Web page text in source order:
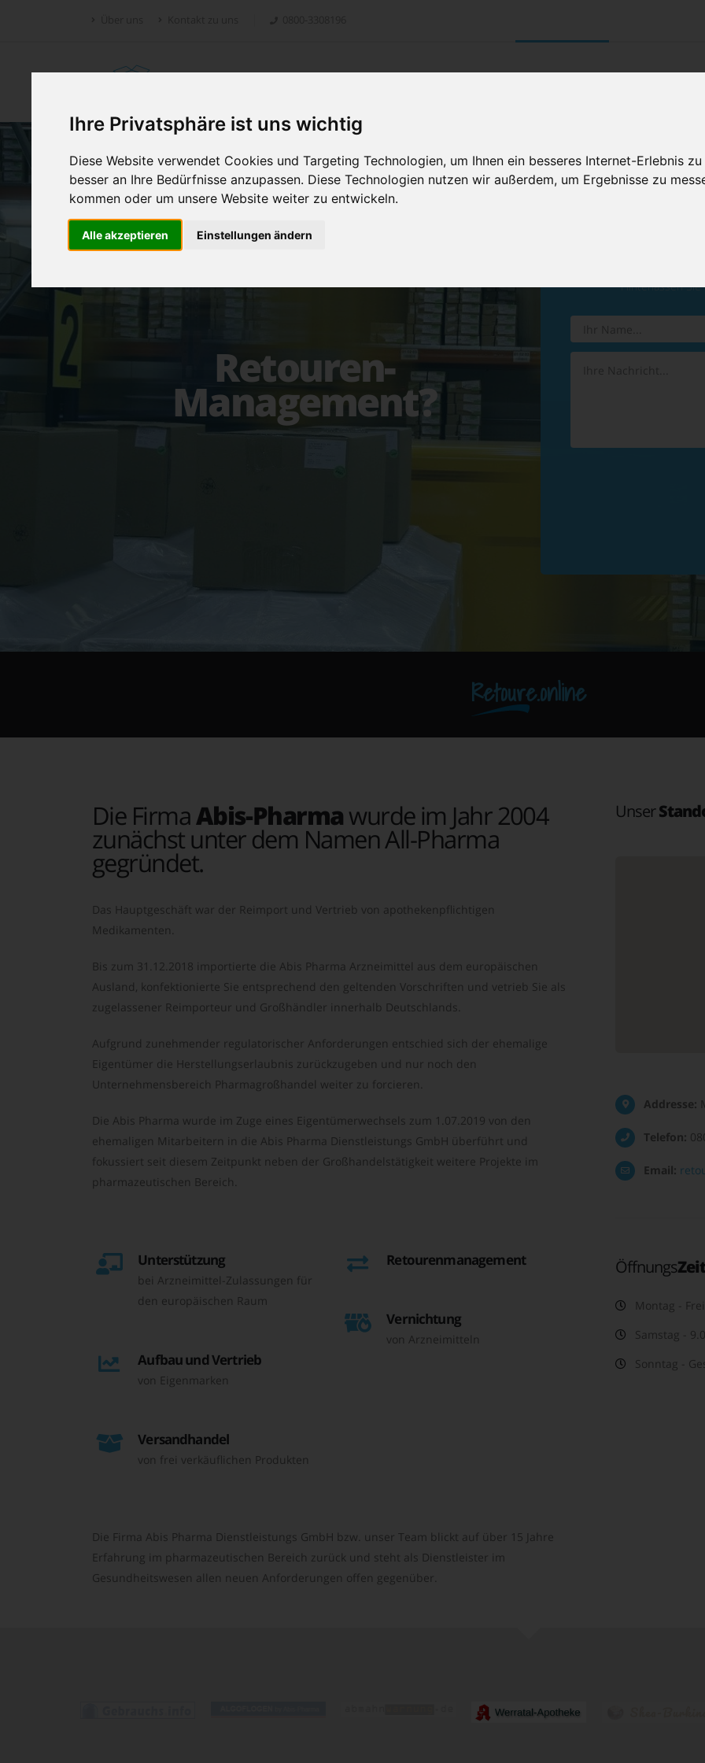
Ihre Privatsphäre ist uns wichtig
Diese Website verwendet Cookies und Targeting Technologien, um Ihnen ein besseres Internet-Erlebnis
besser an Ihre Bedürfnisse anzupassen. Diese Technologien nutzen wir außerdem, um Ergebnisse zu
kommen oder um unsere Website weiter zu entwickeln.
Alle akzeptieren Einstellungen ändern
Retoure.online
Retouren-
Management?
Hinterlassen
Retoure.online
Die FirmaAbis-Pharmawurde im Jahr 2004
zunächst unter dem Namen All-Pharma
gegründet.
Das Hauptgeschäft war der Reimport und Vertrieb von apothekenpflichtigen
Medikamenten.
Bis zum 31.12.2018 importierte die Abis Pharma Arzneimittel aus dem europäischen
Ausland, konfektionierte Sie entsprechend den geltenden Vorschriften und vetrieb Sie als
zugelassener Reimporteur und Großhändler innerhalb Deutschlands.
Aufgrund zunehmender regulatorischer Anforderungen entschied sich der ehemalige
Eigentümer die Herstellungserlaubnis zurückzugeben und nur noch den
Unternehmensbereich Pharmagroßhandel weiter zu forcieren.
Die Abis Pharma wurde im Zuge eines Eigentümerwechsels zum 1.07.2019 von den
ehemaligen Mitarbeitern in die Abis Pharma Dienstleistungs GmbH überführt und
fokussiert seit diesem Zeitpunkt neben der Großhandelstätigkeit weitere Projekte im
pharmazeutischen Bereich.
Unterstützung
bei Arzneimittel-Zulassungen für
den europäischen Raum
Aufbau und Vertrieb
von Eigenmarken
Versandhandel
von frei verkäuflichen Produkten
Retourenmanagement
Vernichtung
von Arzneimitteln
Die Firma Abis Pharma Dienstleistungs GmbH bzw. unser Team blickt auf über 15 Jahre
Erfahrung im pharmazeutischen Bereich zurück und steht als Dienstleister im
Gesundheitswesen allen neuen Anforderungen offen gegenüber.
Unser
Addresse:
Telefon:
Email:
Öffnungs
Montag -
Samstag -
Sonntag -